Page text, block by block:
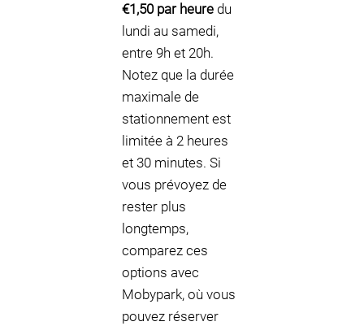
€1,50 par heure du
lundi au samedi,
entre 9h et 20h.
Notez que la durée
maximale de
stationnement est
limitée à 2 heures
et 30 minutes. Si
vous prévoyez de
rester plus
longtemps,
comparez ces
options avec
Mobypark, où vous
pouvez réserver